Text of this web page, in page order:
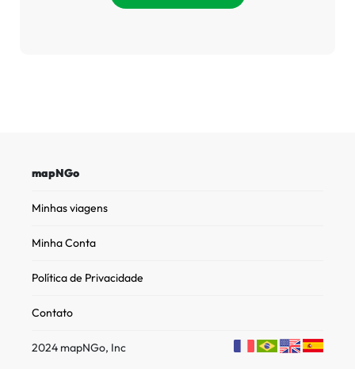
mapNGo
Minhas viagens
Minha Conta
Política de Privacidade
Contato
2024 mapNGo, Inc